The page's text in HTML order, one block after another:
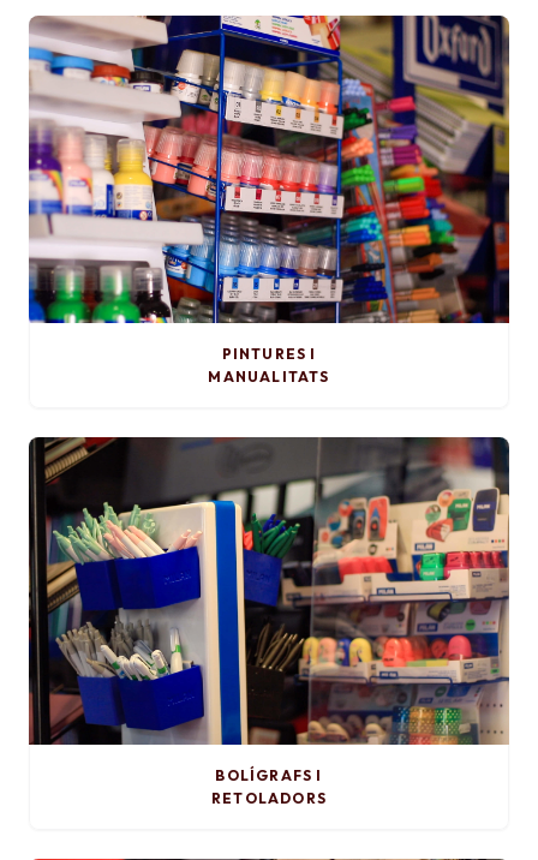
PINTURES I
MANUALITATS
BOLÍGRAFS I
RETOLADORS